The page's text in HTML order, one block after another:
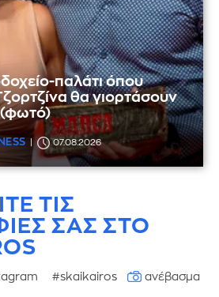
παλάτι όπου
θα γιορτάσουν
(φωτό)
07.08.2026
ΤΙΣ
ΣΑΣ ΣΤΟ
#skaikairos
ανέβασμα